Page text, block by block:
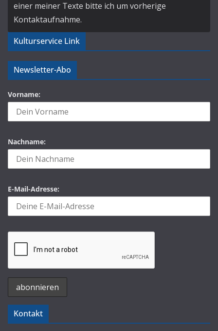
einer meiner Texte bitte ich um vorherige
Kontaktaufnahme.
Kulturservice Link
Newsletter-Abo
Vorname:
Nachname:
E-Mail-Adresse:
Kontakt